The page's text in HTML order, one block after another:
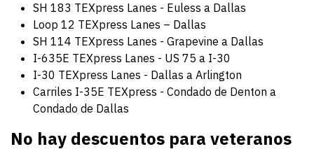
SH 183 TEXpress Lanes - Euless a Dallas
Loop 12 TEXpress Lanes – Dallas
SH 114 TEXpress Lanes - Grapevine a Dallas
I-635E TEXpress Lanes - US 75 a I-30
I-30 TEXpress Lanes - Dallas a Arlington
Carriles I-35E TEXpress - Condado de Denton a
Condado de Dallas
No hay descuentos para veteranos